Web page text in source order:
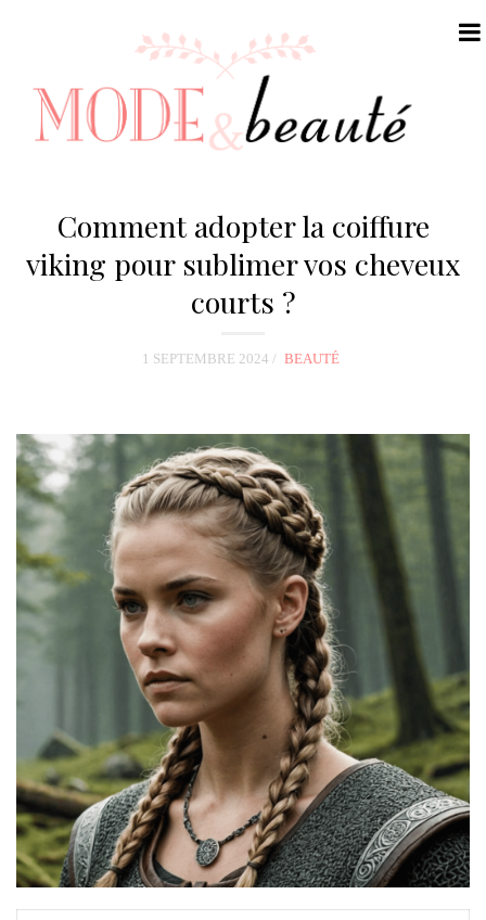
n
Comment adopter la coiffure
viking pour sublimer vos cheveux
courts ?
1 SEPTEMBRE 2024 BEAUTÉ